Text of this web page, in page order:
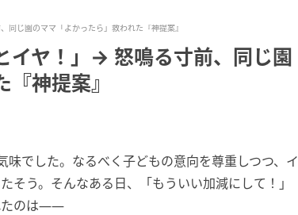
じ園のママ「よかったら」救われた『神提案』
イヤ！」→ 怒鳴る寸前、同じ園
神提案』
でした。なるべく子どもの意向を尊重しつつ、イ
そう。そんなある日、「もういい加減にして！」
たのは――